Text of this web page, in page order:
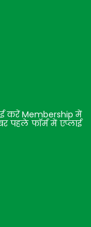
करें Membership में
पहले फॉर्म में एप्लाई